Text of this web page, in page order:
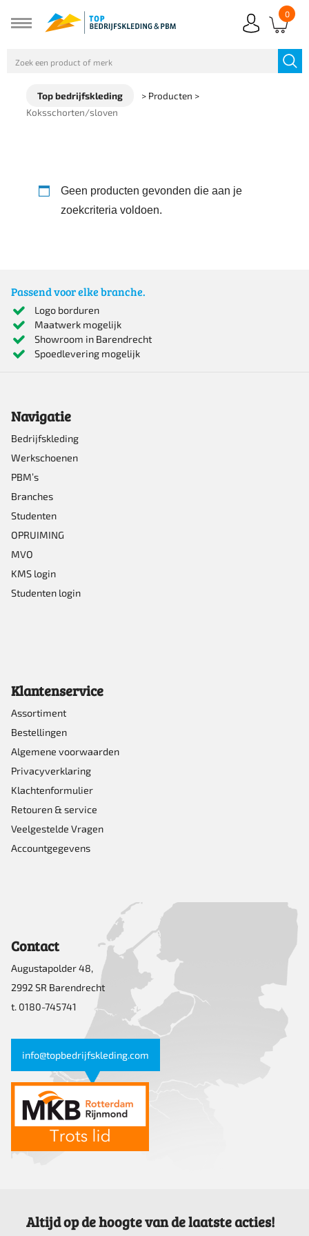
0
Top bedrijfskleding > Producten >
Koksschorten/sloven
Geen producten gevonden die aan je
zoekcriteria voldoen.
Passend voor elke branche.
Logo borduren
Maatwerk mogelijk
Showroom in Barendrecht
Spoedlevering mogelijk
Navigatie
Bedrijfskleding
Werkschoenen
PBM’s
Branches
Studenten
OPRUIMING
MVO
KMS login
Studenten login
Klantenservice
Assortiment
Bestellingen
Algemene voorwaarden
Privacyverklaring
Klachtenformulier
Retouren & service
Veelgestelde Vragen
Accountgegevens
Contact
Augustapolder 48,
2992 SR Barendrecht
t. 0180-745741
info@topbedrijfskleding.com
Altijd op de hoogte van de laatste acties!